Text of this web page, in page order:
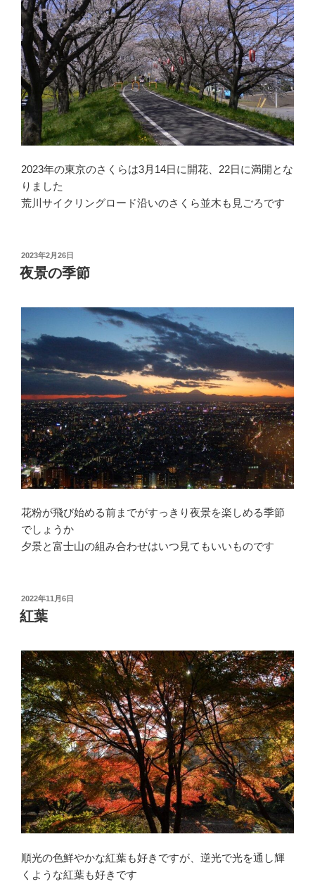
2023年の東京のさくらは3月14日に開花、22日に満開とな
りました
荒川サイクリングロード沿いのさくら並木も見ごろです
投
稿
日:
2023年2月26日
夜景の季節
花粉が飛び始める前までがすっきり夜景を楽しめる季節
でしょうか
夕景と富士山の組み合わせはいつ見てもいいものです
投
稿
日:
2022年11月6日
紅葉
順光の色鮮やかな紅葉も好きですが、逆光で光を通し輝
くような紅葉も好きです